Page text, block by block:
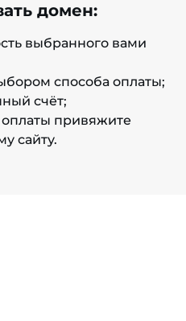
домен:
выбранного вами
способа оплаты;
счёт;
привяжите
сайту.